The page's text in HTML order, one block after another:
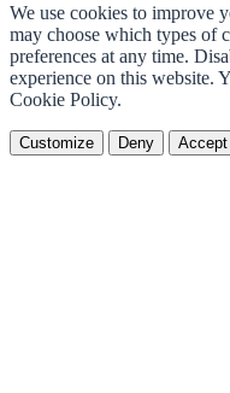
We use cookies to improve
may choose which types of
preferences at any time.
experience on this website.
Cookie Policy.
Customize Deny